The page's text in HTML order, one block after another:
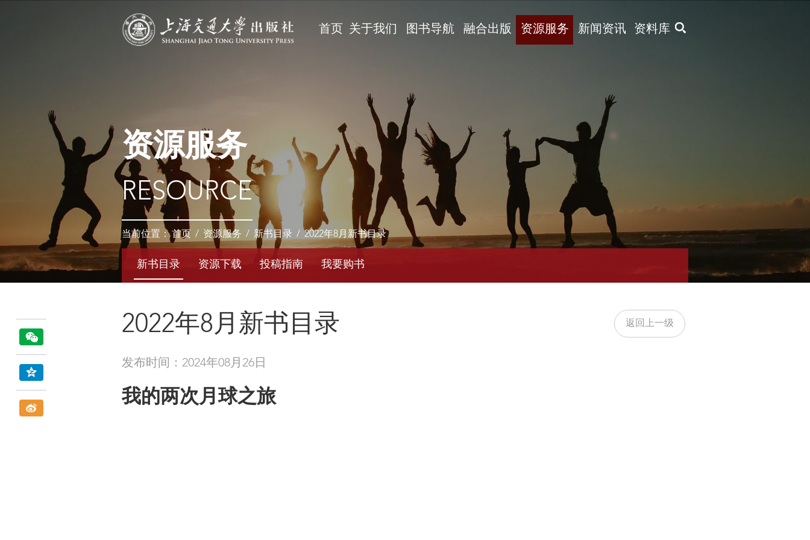
X
首页 关于我们 图书导航 融合出版 资源服务 新闻资讯 资料库
资源服务
RESOURCE
当前位置：首页 / 资源服务 / 新书目录 / 2022年8月新书目录
新书目录 资源下载 投稿指南 我要购书
2022年8月新书目录 返回上一级
发布时间：2024年08月26日
我的两次月球之旅